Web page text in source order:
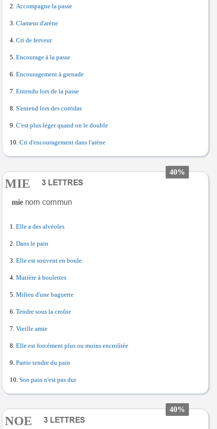
Accompagne la passe
Clameur d'arène
Cri de ferveur
Encourage à la passe
Encouragement à grenade
Entendu lors de la passe
S'entend lors des corridas
C'est plus léger quand on le double
Cri d'encouragement dans l'arène
40%
MIE
mie
Elle a des alvéoles
Dans le pain
Elle est souvent en boule
Matière à boulettes
Milieu d'une baguette
Tendre sous la croûte
Vieille amie
Elle est forcément plus ou moins encroûtée
Partie tendre du pain
Son pain n'est pas dur
40%
NOE